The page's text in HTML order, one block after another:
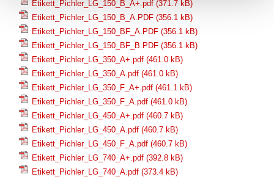
Etikett_Pichler_LG_150_B_A+.pdf (371.7 kB)
Etikett_Pichler_LG_150_B_A.PDF (356.1 kB)
Etikett_Pichler_LG_150_BF_A.PDF (356.1 kB)
Etikett_Pichler_LG_150_BF_B.PDF (356.1 kB)
Etikett_Pichler_LG_350_A+.pdf (461.0 kB)
Etikett_Pichler_LG_350_A.pdf (461.0 kB)
Etikett_Pichler_LG_350_F_A+.pdf (461.1 kB)
Etikett_Pichler_LG_350_F_A.pdf (461.0 kB)
Etikett_Pichler_LG_450_A+.pdf (460.7 kB)
Etikett_Pichler_LG_450_A.pdf (460.7 kB)
Etikett_Pichler_LG_450_F_A.pdf (460.7 kB)
Etikett_Pichler_LG_740_A+.pdf (392.8 kB)
Etikett_Pichler_LG_740_A.pdf (373.4 kB)